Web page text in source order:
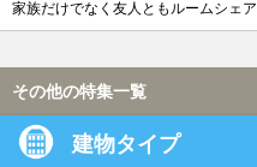
家族だけでなく友人ともルームシェ
その他の特集一覧
建物タイプ